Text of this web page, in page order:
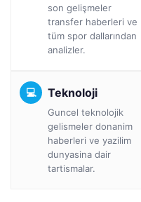
son gelişmeler
transfer haberleri ve
tüm spor dallarından
analizler.
Teknoloji
Guncel teknolojik
gelismeler donanim
haberleri ve yazilim
dunyasina dair
tartismalar.